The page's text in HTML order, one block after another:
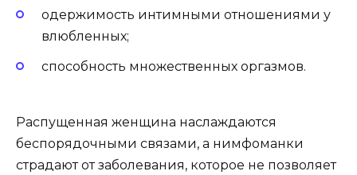
одержимость интимными отношениями у
влюбленных;
способность множественных оргазмов.
Распущенная женщина наслаждаются
беспорядочными связами, а нимфоманки
страдают от заболевания, которое не позволяет